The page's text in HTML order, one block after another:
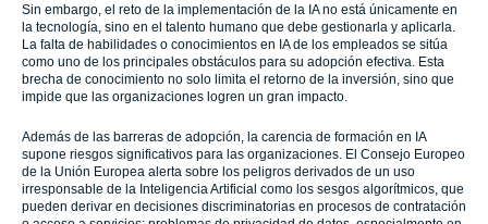
Sin embargo, el reto de la implementación de la IA no está únicamente en
la tecnología, sino en el talento humano que debe gestionarla y aplicarla.
La falta de habilidades o conocimientos en IA de los empleados se sitúa
como uno de los principales obstáculos para su adopción efectiva. Esta
brecha de conocimiento no solo limita el retorno de la inversión, sino que
impide que las organizaciones logren un gran impacto.
Además de las barreras de adopción, la carencia de formación en IA
supone riesgos significativos para las organizaciones. El Consejo Europeo
de la Unión Europea alerta sobre los peligros derivados de un uso
irresponsable de la Inteligencia Artificial como los sesgos algorítmicos, que
pueden derivar en decisiones discriminatorias en procesos de contratación